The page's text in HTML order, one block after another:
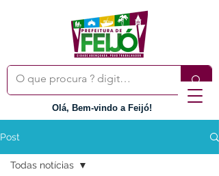
Olá, Bem-vindo a Feijó!
Post
Todas notícias